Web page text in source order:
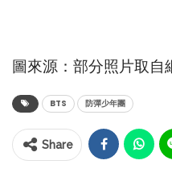
圖來源：部分照片取自
BTS 防彈少年團
Share